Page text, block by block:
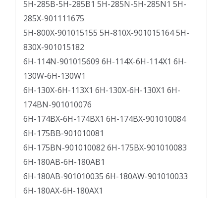
5H-285B-5H-285B1 5H-285N-5H-285N1 5H-
285X-901111675
5H-800X-901015155 5H-810X-901015164 5H-
830X-901015182
6H-114N-901015609 6H-114X-6H-114X1 6H-
130W-6H-130W1
6H-130X-6H-113X1 6H-130X-6H-130X1 6H-
174BN-901010076
6H-174BX-6H-174BX1 6H-174BX-901010084
6H-175BB-901010081
6H-175BN-901010082 6H-175BX-901010083
6H-180AB-6H-180AB1
6H-180AB-901010035 6H-180AW-901010033
6H-180AX-6H-180AX1